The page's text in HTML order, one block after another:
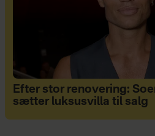
Efter stor renovering:
sætter luksusvilla til salg